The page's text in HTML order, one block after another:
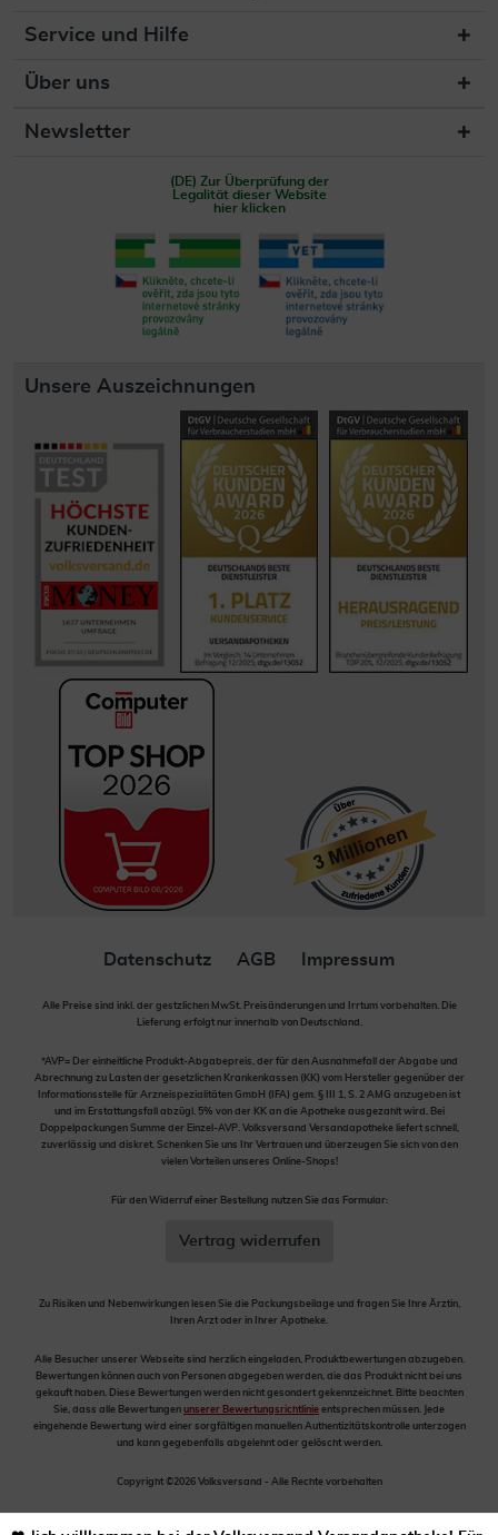
Service und Hilfe
Über uns
Newsletter
(DE) Zur Überprüfung der
Legalität dieser Website
hier klicken
Unsere Auszeichnungen
Datenschutz AGB Impressum
Alle Preise sind inkl. der gestzlichen MwSt. Preisänderungen und Irrtum vorbehalten. Die
Lieferung erfolgt nur innerhalb von Deutschland.
*AVP= Der einheitliche Produkt-Abgabepreis, der für den Ausnahmefall der Abgabe und
Abrechnung zu Lasten der gesetzlichen Krankenkassen (KK) vom Hersteller gegenüber der
Informationsstelle für Arzneispezialitäten GmbH (IFA) gem. § III 1, S. 2 AMG anzugeben ist
und im Erstattungsfall abzügl. 5% von der KK an die Apotheke ausgezahlt wird. Bei
Doppelpackungen Summe der Einzel-AVP. Volksversand Versandapotheke liefert schnell,
zuverlässig und diskret. Schenken Sie uns Ihr Vertrauen und überzeugen Sie sich von den
vielen Vorteilen unseres Online-Shops!
Für den Widerruf einer Bestellung nutzen Sie das Formular:
Vertrag widerrufen
Zu Risiken und Nebenwirkungen lesen Sie die Packungsbeilage und fragen Sie Ihre Ärztin,
Ihren Arzt oder in Ihrer Apotheke.
Alle Besucher unserer Webseite sind herzlich eingeladen, Produktbewertungen abzugeben.
Bewertungen können auch von Personen abgegeben werden, die das Produkt nicht bei uns
gekauft haben. Diese Bewertungen werden nicht gesondert gekennzeichnet. Bitte beachten
Sie, dass alle Bewertungen unserer Bewertungsrichtlinie entsprechen müssen. Jede
eingehende Bewertung wird einer sorgfältigen manuellen Authentizitätskontrolle unterzogen
und kann gegebenfalls abgelehnt oder gelöscht werden.
Copyright ©2026 Volksversand - Alle Rechte vorbehalten